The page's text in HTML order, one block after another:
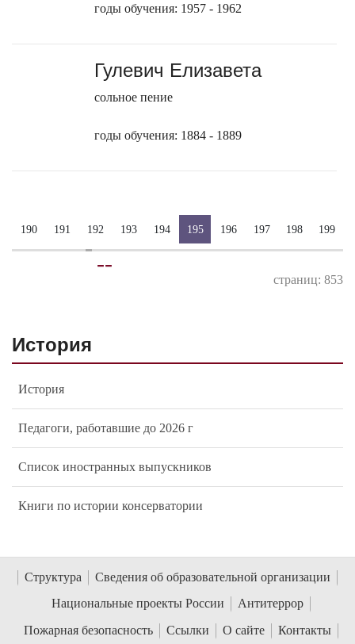
годы обучения: 1957 - 1962
Гулевич Елизавета
сольное пение
годы обучения: 1884 - 1889
190 191 192 193 194 195 196 197 198 199
--
страниц: 853
История
История
Педагоги, работавшие до 2026 г
Список иностранных выпускников
Книги по истории консерватории
Структура
Сведения об образовательной организации
Национальные проекты России
Антитеррор
Пожарная безопасность
Ссылки О сайте Контакты